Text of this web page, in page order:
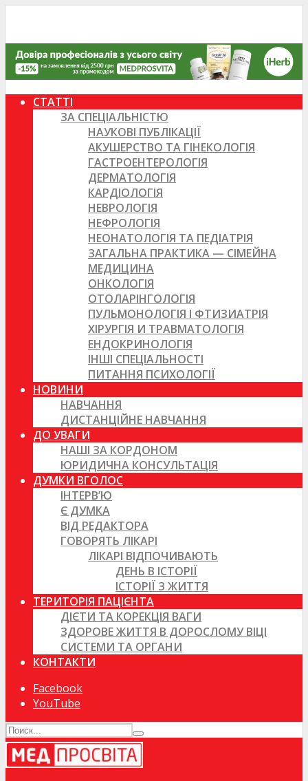
СТАТТІ
ЗА СПЕЦІАЛЬНІСТЮ
НАУКОВІ ПУБЛІКАЦІЇ
АКУШЕРСТВО ТА ГІНЕКОЛОГІЯ
ГАСТРОЕНТЕРОЛОГІЯ
ДЕРМАТОЛОГІЯ
КАРДІОЛОГІЯ
НЕВРОЛОГІЯ
НЕФРОЛОГІЯ
НЕОНАТОЛОГІЯ ТА ПЕДІАТРІЯ
ЗАГАЛЬНА ПРАКТИКА — СІМЕЙНА
МЕДИЦИНА
ОНКОЛОГІЯ
ОТОЛАРІНГОЛОГІЯ
ПУЛЬМОНОЛОГІЯ І ФТИЗИАТРІЯ
ХІРУРГІЯ И ТРАВМАТОЛОГІЯ
ЕНДОКРИНОЛОГІЯ
ІНШІ СПЕЦІАЛЬНОСТІ
ПИТАННЯ ПСИХОЛОГІЇ
НОВИНИ
НАВЧАННЯ
ДИСТАНЦІЙНЕ НАВЧАННЯ
ДО УВАГИ
НАШІ ЗА КОРДОНОМ
ЮРИДИЧНА КОНСУЛЬТАЦІЯ
ДУМКИ ВГОЛОС
ІНТЕРВ’Ю
Є ДУМКА
ВІД РЕДАКТОРА
ГОВОРЯТЬ ЛІКАРІ
ЛІКАРІ ВІДПОЧИВАЮТЬ
ДЕНЬ В ІСТОРІЇ
ІСТОРІЇ З ЖИТТЯ
ТЕРИТОРІЯ ПАЦІЄНТА
ДІЄТИ ТА КОРЕКЦІЯ ВАГИ
ЗДОРОВЕ ЖИТТЯ В ДОРОСЛОМУ ВІЦІ
СИСТЕМИ ТА ОРГАНИ
КОНТАКТИ
Facebook
YouTube